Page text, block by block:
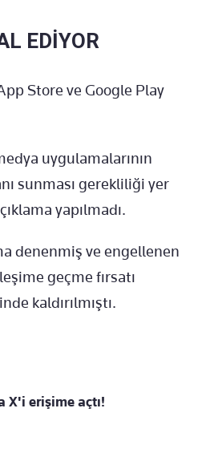
EDİYOR
Store ve Google Play
uygulamalarının
sunması gerekliliği yer
yapılmadı.
denenmiş ve engellenen
geçme fırsatı
kaldırılmıştı.
X'i erişime açtı!